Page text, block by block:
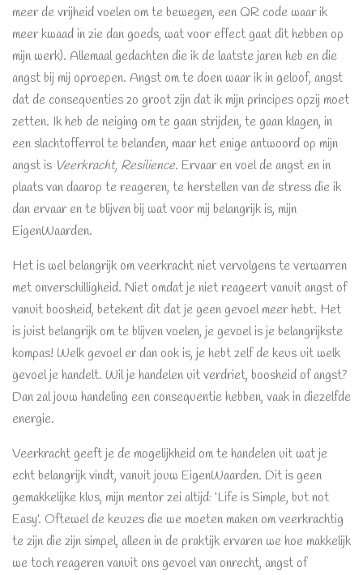
meer de vrijheid voelen om te bewegen, een QR code waar ik
meer kwaad in zie dan goeds, wat voor effect gaat dit hebben op
mijn werk). Allemaal gedachten die ik de laatste jaren heb en die
angst bij mij oproepen. Angst om te doen waar ik in geloof, angst
dat de consequenties zo groot zijn dat ik mijn principes opzij moet
zetten. Ik heb de neiging om te gaan strijden, te gaan klagen, in
een slachtofferrol te belanden, maar het enige antwoord op mijn
angst is Veerkracht, Resilience. Ervaar en voel de angst en in
plaats van daarop te reageren, te herstellen van de stress die ik
dan ervaar en te blijven bij wat voor mij belangrijk is, mijn
EigenWaarden.
Het is wel belangrijk om veerkracht niet vervolgens te verwarren
met onverschilligheid. Niet omdat je niet reageert vanuit angst of
vanuit boosheid, betekent dit dat je geen gevoel meer hebt. Het
is juist belangrijk om te blijven voelen, je gevoel is je belangrijkste
kompas! Welk gevoel er dan ook is, je hebt zelf de keus uit welk
gevoel je handelt. Wil je handelen uit verdriet, boosheid of angst?
Dan zal jouw handeling een consequentie hebben, vaak in diezelfde
energie.
Veerkracht geeft je de mogelijkheid om te handelen uit wat je
echt belangrijk vindt, vanuit jouw EigenWaarden. Dit is geen
gemakkelijke klus, mijn mentor zei altijd: ‘Life is Simple, but not
Easy’. Oftewel de keuzes die we moeten maken om veerkrachtig
te zijn die zijn simpel, alleen in de praktijk ervaren we hoe makkelijk
we toch reageren vanuit ons gevoel van onrecht, angst of